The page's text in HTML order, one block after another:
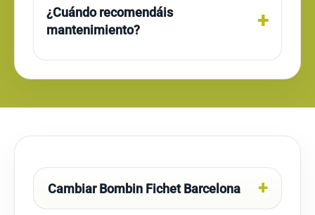
¿Cuándo recomendáis
mantenimiento?
Cambiar Bombin Fichet Barcelona